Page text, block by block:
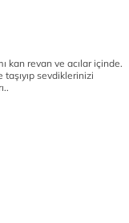
kan revan ve acılar içinde.
taşıyıp sevdiklerinizi